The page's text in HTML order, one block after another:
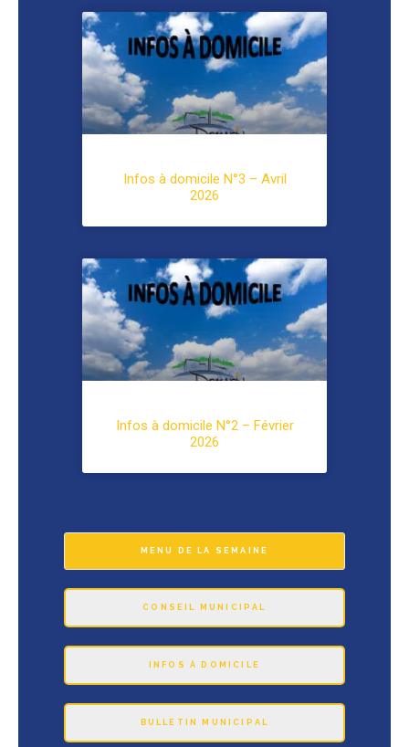
Infos à domicile N°3 – Avril
2026
Infos à domicile N°2 – Février
2026
MENU DE LA SEMAINE
CONSEIL MUNICIPAL
INFOS À DOMICILE
BULLETIN MUNICIPAL